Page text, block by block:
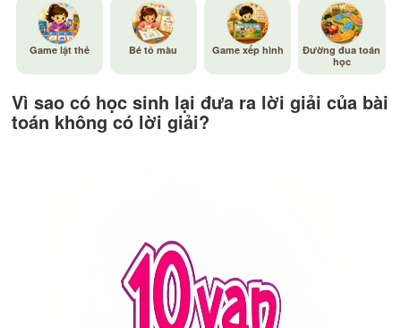
Game lật thẻ Bé tô màu Game xếp hình
Đường đua toán
học
Vì sao có học sinh lại đưa ra lời giải của bài
toán không có lời giải?